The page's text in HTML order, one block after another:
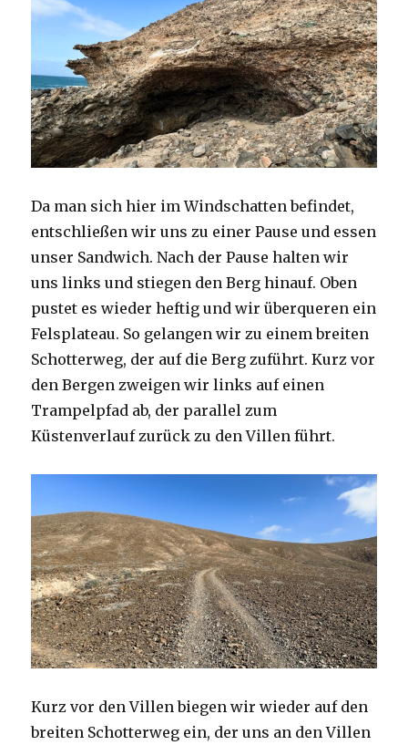
Da man sich hier im Windschatten befindet,
entschließen wir uns zu einer Pause und essen
unser Sandwich. Nach der Pause halten wir
uns links und stiegen den Berg hinauf. Oben
pustet es wieder heftig und wir überqueren ein
Felsplateau. So gelangen wir zu einem breiten
Schotterweg, der auf die Berg zuführt. Kurz vor
den Bergen zweigen wir links auf einen
Trampelpfad ab, der parallel zum
Küstenverlauf zurück zu den Villen führt.
Kurz vor den Villen biegen wir wieder auf den
breiten Schotterweg ein, der uns an den Villen